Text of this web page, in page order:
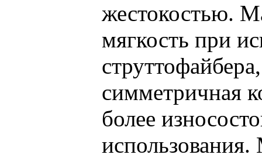
жестокостью.
мягкость при
симметричная
более
использования.